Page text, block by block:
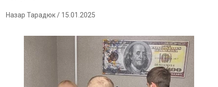
Назар Тарадюк/ 15.01.2025